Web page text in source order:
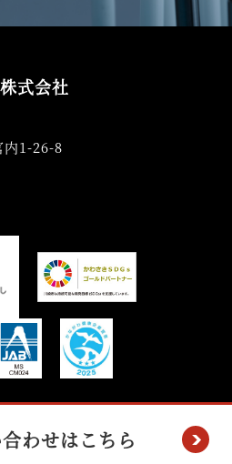
わせはこちら
式会社
内1-26-8
CO.,LTD. All rights Reserved.